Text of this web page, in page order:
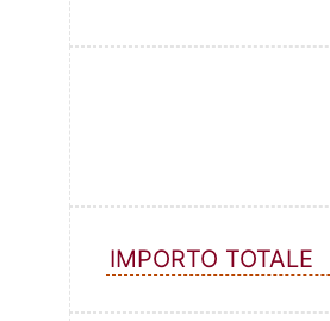
IMPORTO TOTALE